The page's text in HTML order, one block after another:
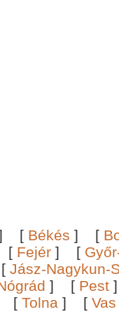
[ Békés ] [
[ Fejér ] [
[ Jász-Nagykun-
] [ Pest
[ Tolna ] [ Vas